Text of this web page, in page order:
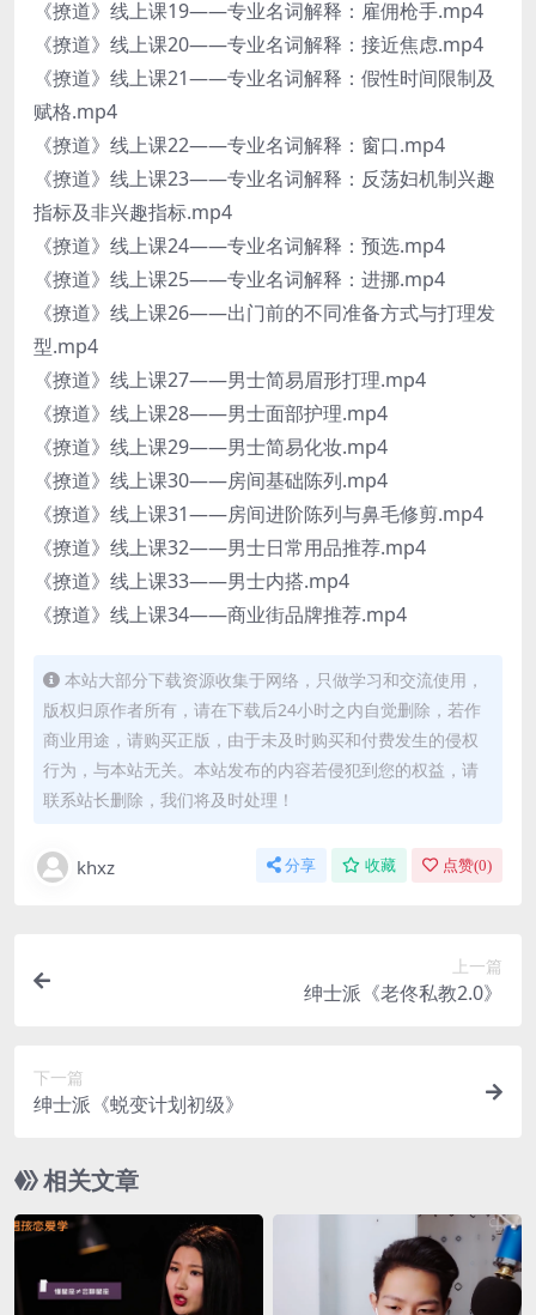
《撩道》线上课19——专业名词解释：雇佣枪手.mp4
《撩道》线上课20——专业名词解释：接近焦虑.mp4
《撩道》线上课21——专业名词解释：假性时间限制及
赋格.mp4
《撩道》线上课22——专业名词解释：窗口.mp4
《撩道》线上课23——专业名词解释：反荡妇机制兴趣
指标及非兴趣指标.mp4
《撩道》线上课24——专业名词解释：预选.mp4
《撩道》线上课25——专业名词解释：进挪.mp4
《撩道》线上课26——出门前的不同准备方式与打理发
型.mp4
《撩道》线上课27——男士简易眉形打理.mp4
《撩道》线上课28——男士面部护理.mp4
《撩道》线上课29——男士简易化妆.mp4
《撩道》线上课30——房间基础陈列.mp4
《撩道》线上课31——房间进阶陈列与鼻毛修剪.mp4
《撩道》线上课32——男士日常用品推荐.mp4
《撩道》线上课33——男士内搭.mp4
《撩道》线上课34——商业街品牌推荐.mp4
本站大部分下载资源收集于网络，只做学习和交流使用，
版权归原作者所有，请在下载后24小时之内自觉删除，若作
商业用途，请购买正版，由于未及时购买和付费发生的侵权
行为，与本站无关。本站发布的内容若侵犯到您的权益，请
联系站长删除，我们将及时处理！
khxz 分享 收藏 点赞(0)
上一篇
绅士派《老佟私教2.0》
下一篇
绅士派《蜕变计划初级》
相关文章